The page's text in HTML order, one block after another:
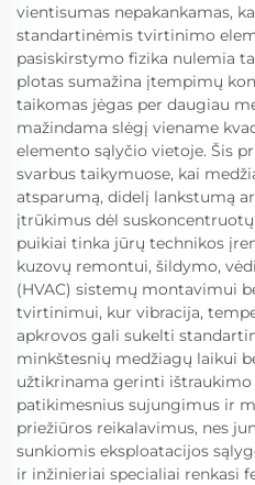
vientisumas nepakankamas,
standartinėmis tvirtinimo
pasiskirstymo fizika nulemia
plotas sumažina įtempimų
taikomas jėgas per daugiau
mažindama slėgį viename
elemento sąlyčio vietoje. Šis
svarbus taikymuose, kai
atsparumą, didelį lankstumą
įtrūkimus dėl
puikiai tinka jūrų technikos
kuzovų remontui, šildymo,
(HVAC) sistemų montavimui
tvirtinimui, kur vibracija,
apkrovos gali sukelti
minkštesnių medžiagų laikui
užtikrinama gerinti
patikimesnius sujungimus ir
priežiūros reikalavimus, nes
sunkiomis eksploatacijos
ir inžinieriai specialiai renkasi